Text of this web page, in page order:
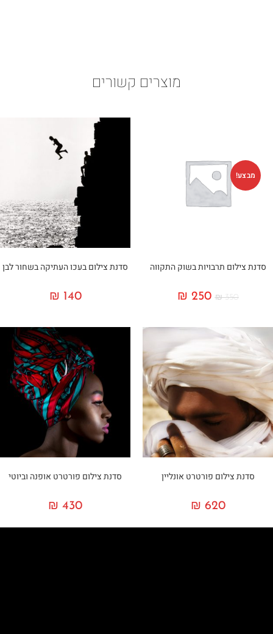
מוצרים קשורים
מבצע!
סדנת צילום תרבויות בשוק התקווה
₪350
₪ 250
סדנת צילום בעכו העתיקה בשחור לבן
₪ 140
סדנת צילום פורטרט אונליין
₪ 620
סדנת צילום פורטרט אופנה וביוטי
₪ 430